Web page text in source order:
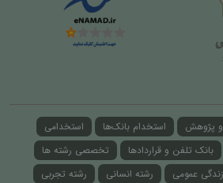
پژوهش استخدام بانک‌ها
استخدامی
بانک تلفن و قراردادها
تخصصی رشته ها
عمومی رشته انسانی
رشته تجربی